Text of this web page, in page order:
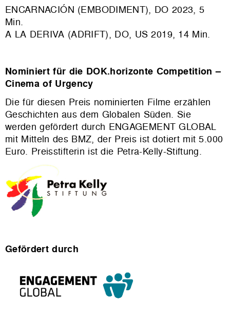
ENCARNACIÓN (EMBODIMENT), DO 2023, 5
Min.
A LA DERIVA (ADRIFT), DO, US 2019, 14 Min.
Nominiert für die DOK.horizonte Competition –
Cinema of Urgency
Die für diesen Preis nominierten Filme erzählen
Geschichten aus dem Globalen Süden. Sie
werden gefördert durch ENGAGEMENT GLOBAL
mit Mitteln des BMZ, der Preis ist dotiert mit 5.000
Euro. Preisstifterin ist die Petra-Kelly-Stiftung.
Gefördert durch